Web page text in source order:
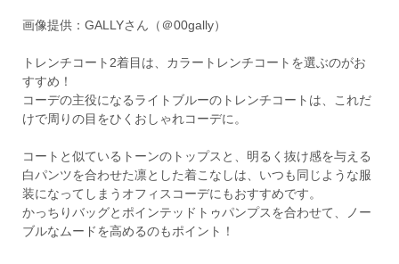
画像提供：GALLYさん（＠00gally）
トレンチコート2着目は、カラートレンチコートを選ぶのがお
すすめ！
コーデの主役になるライトブルーのトレンチコートは、これだ
けで周りの目をひくおしゃれコーデに。
コートと似ているトーンのトップスと、明るく抜け感を与える
白パンツを合わせた凛とした着こなしは、いつも同じような服
装になってしまうオフィスコーデにもおすすめです。
かっちりバッグとポインテッドトゥパンプスを合わせて、ノー
ブルなムードを高めるのもポイント！